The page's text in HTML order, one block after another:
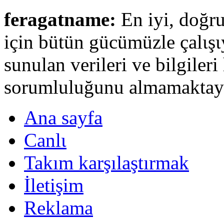
feragatname: En iyi,
için bütün gücümüzle
sunulan verileri ve bilgileri
sorumluluğunu
Ana sayfa
Canlι
Takım karşılaştırmak
İletişim
Reklama